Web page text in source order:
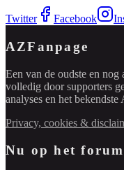
Twitter Facebook
AZFanpage
Een van de oudste en
volledig door supporters
analyses en het
Privacy, cookies &
Nu op het forum